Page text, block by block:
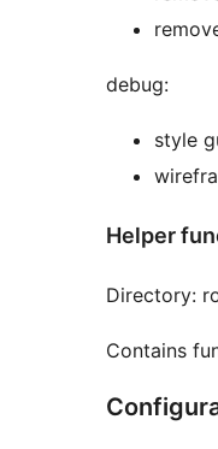
debug:
style
Helper
Directory:
Contains